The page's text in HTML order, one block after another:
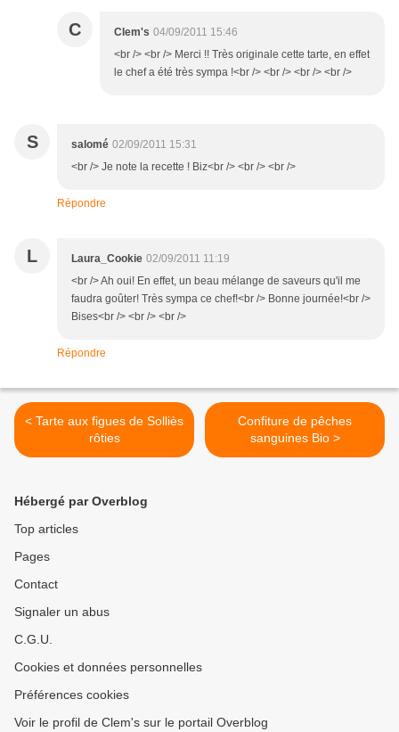
C Clem's 04/09/2011 15:46
<br /> <br /> Merci !! Très originale cette tarte, en effet
le chef a été très sympa !<br /> <br /> <br /> <br />
S salomé 02/09/2011 15:31
<br /> Je note la recette ! Biz<br /> <br /> <br />
Répondre
L Laura_Cookie 02/09/2011 11:19
<br /> Ah oui! En effet, un beau mélange de saveurs qu'il me
faudra goûter! Très sympa ce chef!<br /> Bonne journée!<br />
Bises<br /> <br /> <br />
Répondre
< Tarte aux figues de Solliès
rôties
Confiture de pêches
sanguines Bio >
Hébergé par Overblog
Top articles
Pages
Contact
Signaler un abus
C.G.U.
Cookies et données personnelles
Préférences cookies
Voir le profil de Clem's sur le portail Overblog